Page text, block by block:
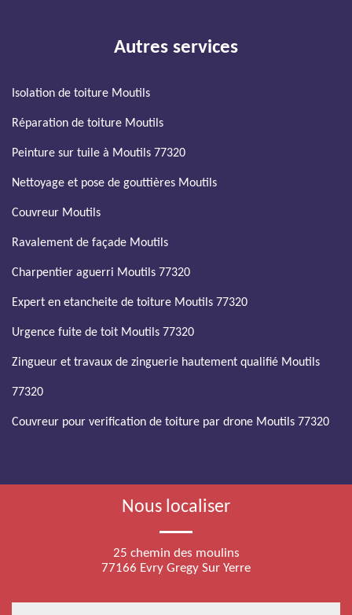
Autres services
Isolation de toiture Moutils
Réparation de toiture Moutils
Peinture sur tuile à Moutils 77320
Nettoyage et pose de gouttières Moutils
Couvreur Moutils
Ravalement de façade Moutils
Charpentier aguerri Moutils 77320
Expert en etancheite de toiture Moutils 77320
Urgence fuite de toit Moutils 77320
Zingueur et travaux de zinguerie hautement qualifié Moutils
77320
Couvreur pour verification de toiture par drone Moutils 77320
Nous localiser
25 chemin des moulins
77166 Evry Gregy Sur Yerre